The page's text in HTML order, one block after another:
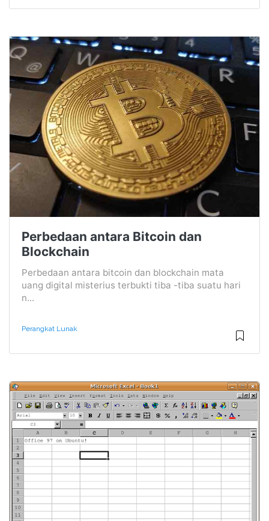
Perbedaan antara Bitcoin dan
Blockchain
Perbedaan antara bitcoin dan blockchain mata
uang digital misterius terbukti tiba -tiba suatu hari
n...
Perangkat Lunak